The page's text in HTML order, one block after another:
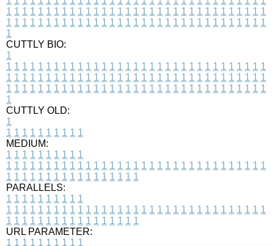
1 1 1 1 1 1 1 1 1 1 1 1 1 1 1 1 1 1 1 1 1 1 1 1 1 1 1 1 1 1 1 1 1
1 1 1 1 1 1 1 1 1 1 1 1 1 1 1 1 1 1 1 1 1 1 1 1 1 1 1 1 1 1 1 1 1
1
CUTTLY BIO:
1
1 1 1 1 1 1 1 1 1 1 1 1 1 1 1 1 1 1 1 1 1 1 1 1 1 1 1 1 1 1 1 1 1
1 1 1 1 1 1 1 1 1 1 1 1 1 1 1 1 1 1 1 1 1 1 1 1 1 1 1 1 1 1 1 1 1
1 1 1 1 1 1 1 1 1 1 1 1 1 1 1 1 1 1 1 1 1 1 1 1 1 1 1 1 1 1 1 1 1
1
CUTTLY OLD:
1
1 1 1 1 1 1 1 1 1 1
MEDIUM:
1 1 1 1 1 1 1 1 1 1
1 1 1 1 1 1 1 1 1 1 1 1 1 1 1 1 1 1 1 1 1 1 1 1 1 1 1 1 1 1 1 1 1
1 1 1 1 1 1 1 1 1 1 1 1 1 1 1 1 1
PARALLELS:
1 1 1 1 1 1 1 1 1 1
1 1 1 1 1 1 1 1 1 1 1 1 1 1 1 1 1 1 1 1 1 1 1 1 1 1 1 1 1 1 1 1 1
1 1 1 1 1 1 1 1 1 1 1 1 1 1 1 1 1
URL PARAMETER:
1 1 1 1 1 1 1 1 1 1